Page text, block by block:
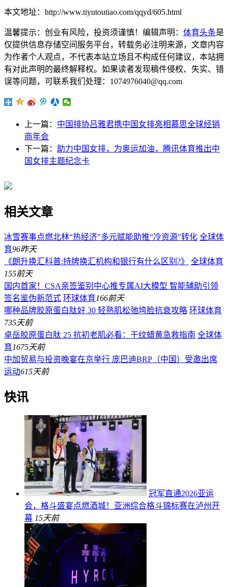
本文地址：http://www.tiyutoutiao.com/qqyd/605.html
温馨提示：创业有风险，投资须谨慎！编辑声明： 体育头条是
仅提供信息存储空间服务平台，转载务必注明来源，文章内容
为作者个人观点，不代表本站立场且不构成任何建议，本站拥
有对此声明的最终解释权。如果读者发现稿件侵权、失实、错
误等问题，可联系我们处理：1074976040@qq.com
上一篇： 中国排协吕雅君携中国女排亮相慕思全球经销
商年会
下一篇： ​助力中国女排，为奥运加油，腾讯体育推出中
国女排主题纪念卡
相关文章
冰雪赛事点燃北林“热经济”多元赋能助推“冷资源”转化 全球体
育96昨天
《朗升换汇科普:持牌换汇机构和银行有什么区别?》
全球体育
155前天
国内首家！CSA亲签鉴别中心推专属AI大模型 智能辅助引领
签名鉴伪新范式 环球体育166前天
哪种品牌胶原蛋白肽好 30 轻熟肌松弛垮脸抗衰攻略 环球体育
735天前
卓岳胶原蛋白肽 25 抗初老肌必看：干纹蜡黄急救指南 全球体
育1675天前
中加贸易与投资晚宴在京举行 庞巴迪BRP（中国）受邀出席
运动615天前
快讯
冠军直通2026亚运
会，格斗盛宴点燃酒城！亚洲综合格斗锦标赛在泸州开
幕 15天前